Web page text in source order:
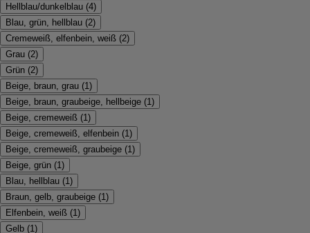
Hellblau/dunkelblau (4)
Blau, grün, hellblau (2)
Cremeweiß, elfenbein, weiß (2)
Grau (2)
Grün (2)
Beige, braun, grau (1 )
Beige, braun, graubeige, hellbeige (1 )
Beige, cremeweiß (1 )
Beige, cremeweiß, elfenbein (1 )
Beige, cremeweiß, graubeige (1 )
Beige, grün (1 )
Blau, hellblau (1 )
Braun, gelb, graubeige (1 )
Elfenbein, weiß (1 )
Gelb (1 )